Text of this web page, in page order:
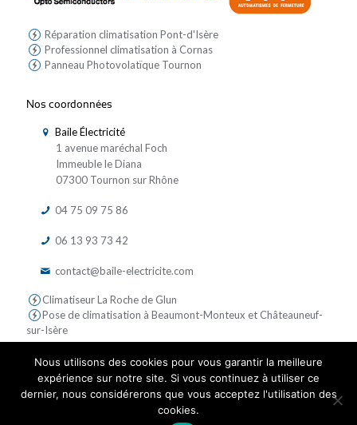
Réparation climatisation Pont-d'Isère
Professionnel climatisation à Cornas
Panneau Photovolatïque Tournon
Nos coordonnées
Baile Électricité
1 avenue maréchal Foch
Immeuble le Diana
07300 Tournon sur Rhône
04 75 09 75 86
06 13 93 73 42
contact@baile-electricite.com
Climatiseur La Roche de Glun
Pose de climatisation à Beaumont-Monteux et Châteauneuf-
sur-Isère
Nous utilisons des cookies pour vous garantir la meilleure
expérience sur notre site. Si vous continuez à utiliser ce
dernier, nous considérerons que vous acceptez l'utilisation des
cookies.